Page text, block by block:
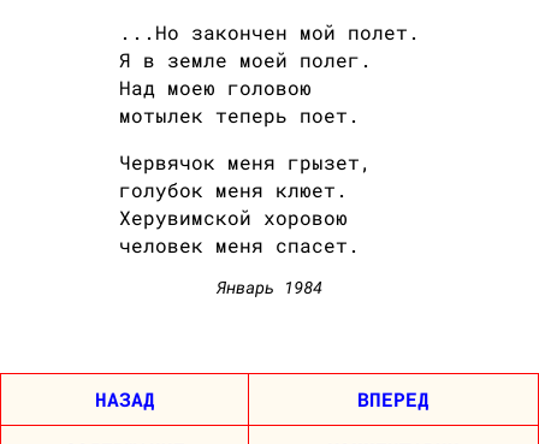
...Но закончен мой полет.
Я в земле моей полег.
Над моею головою
мотылек теперь поет.
Червячок меня грызет,
голубок меня клюет.
Херувимской хоровою
человек меня спасет.
Январь 1984
НАЗАД ВПЕРЕД